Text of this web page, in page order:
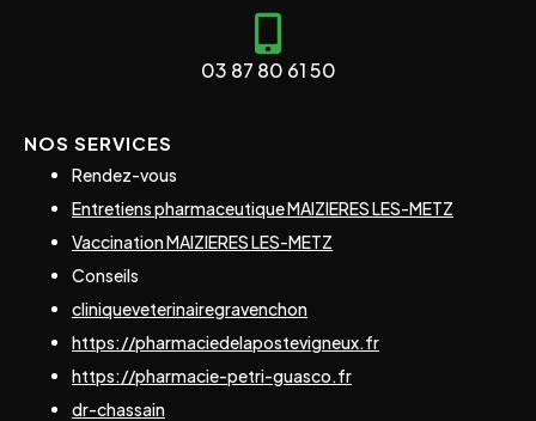
03 87 80 61 50
NOS SERVICES
Rendez-vous
Entretiens pharmaceutique MAIZIERES LES-METZ
Vaccination MAIZIERES LES-METZ
Conseils
cliniqueveterinairegravenchon
https://pharmaciedelapostevigneux.fr
https://pharmacie-petri-guasco.fr
dr-chassain